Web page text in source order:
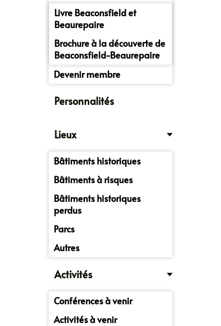
Livre Beaconsfield et
Beaurepaire
Brochure à la découverte de
Beaconsfield-Beaurepaire
Devenir membre
Personnalités
Lieux
Bâtiments historiques
Bâtiments à risques
Bâtiments historiques
perdus
Parcs
Autres
Activités
Conférences à venir
Activités à venir